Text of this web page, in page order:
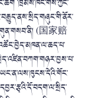
(国家赔